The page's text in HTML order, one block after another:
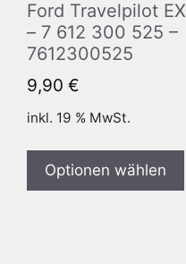
Ford Travelpilot EX
– 7 612 300 525 –
7612300525
9,90 €
inkl. 19 % MwSt.
Optionen wählen